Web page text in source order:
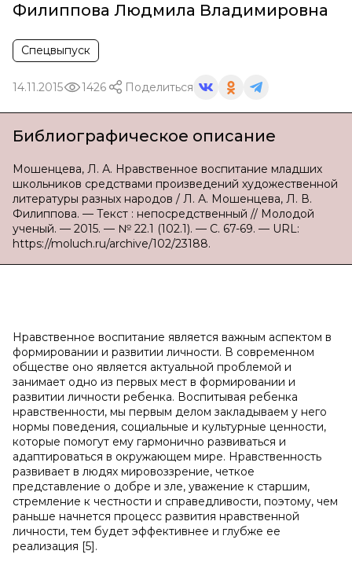
Филиппова Людмила Владимировна
Спецвыпуск
14.11.2015 1426 Поделиться
Библиографическое описание
Мошенцева, Л. А. Нравственное воспитание младших
школьников средствами произведений художественной
литературы разных народов / Л. А. Мошенцева, Л. В.
Филиппова. — Текст : непосредственный // Молодой
ученый. — 2015. — № 22.1 (102.1). — С. 67-69. — URL:
https://moluch.ru/archive/102/23188.
Нравственное воспитание является важным аспектом в
формировании и развитии личности. В современном
обществе оно является актуальной проблемой и
занимает одно из первых мест в формировании и
развитии личности ребенка. Воспитывая ребенка
нравственности, мы первым делом закладываем у него
нормы поведения, социальные и культурные ценности,
которые помогут ему гармонично развиваться и
адаптироваться в окружающем мире. Нравственность
развивает в людях мировоззрение, четкое
представление о добре и зле, уважение к старшим,
стремление к честности и справедливости, поэтому, чем
раньше начнется процесс развития нравственной
личности, тем будет эффективнее и глубже ее
реализация [5].